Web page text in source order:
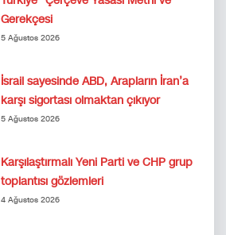
Gerekçesi
5 Ağustos 2026
İsrail sayesinde ABD, Arapların İran’a
karşı sigortası olmaktan çıkıyor
5 Ağustos 2026
Karşılaştırmalı Yeni Parti ve CHP grup
toplantısı gözlemleri
4 Ağustos 2026